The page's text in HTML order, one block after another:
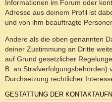
Informationen im Forum oder
Adresse aus deinem Profil ist
und von ihm beauftragte
Andere als die oben genannten
deiner Zustimmung an Dritte
auf Grund gesetzlicher
B. an Strafverfolgungsbehörden)
Durchsetzung rechtlicher
GESTATTUNG DER